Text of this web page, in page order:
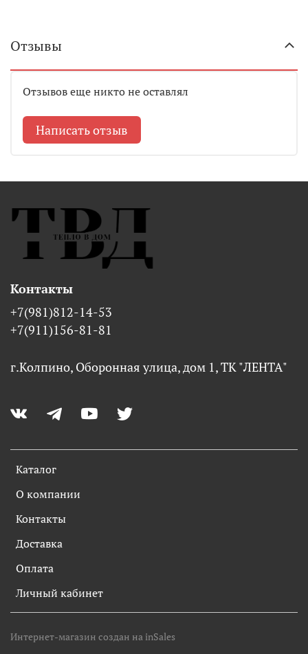
Отзывы
Отзывов еще никто не оставлял
Написать отзыв
Каталог
О компании
Контакты
Доставка
Оплата
Личный кабинет
Контакты
+7(981)812-14-53
+7(911)156-81-81
г.Колпино, Оборонная улица, дом 1, ТК "ЛЕНТА"
Интернет-магазин создан на inSales